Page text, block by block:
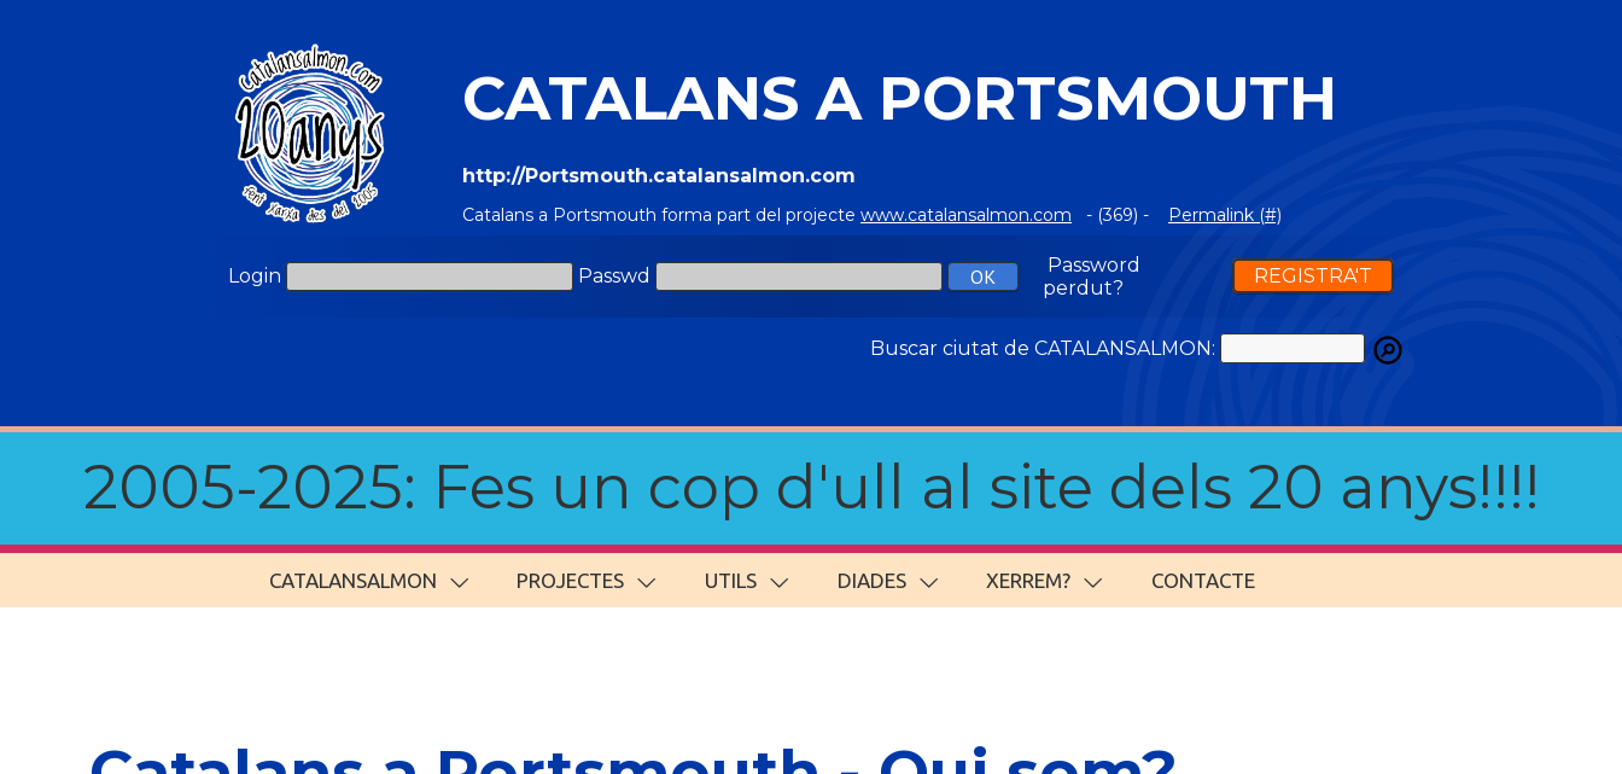
CATALANS A PORTSMOUTH
http://Portsmouth.catalansalmon.com
Catalans a Portsmouth forma part del projecte www.catalansalmon.com - (369) - Permalink (#)
Login Passwd
Password
perdut?
REGISTRA'T
Buscar ciutat de CATALANSALMON:
2005-2025: Fes un cop d'ull al site dels 20 anys!!!!
CATALANSALMON PROJECTES UTILS DIADES XERREM? CONTACTE